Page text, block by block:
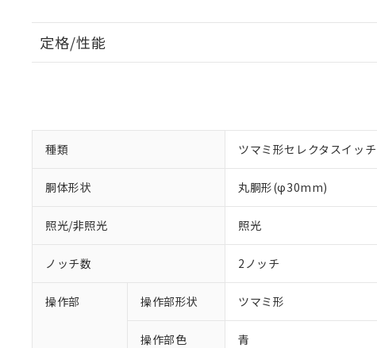
定格/性能
種類 ツマミ形セレクタスイッチ
胴体形状 丸胴形(φ30mm)
照光/非照光 照光
ノッチ数 2ノッチ
操作部 操作部形状 ツマミ形
操作部色 青